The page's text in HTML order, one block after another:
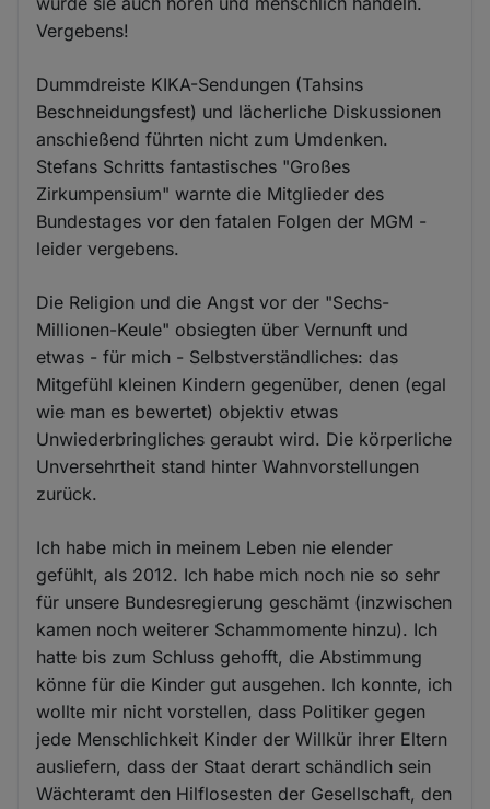
Vergebens!
Dummdreiste KIKA-Sendungen (Tahsins
Beschneidungsfest) und lächerliche Diskussionen
anschießend führten nicht zum Umdenken.
Stefans Schritts fantastisches "Großes
Zirkumpensium" warnte die Mitglieder des
Bundestages vor den fatalen Folgen der MGM -
leider vergebens.
Die Religion und die Angst vor der "Sechs-
Millionen-Keule" obsiegten über Vernunft und
etwas - für mich - Selbstverständliches: das
Mitgefühl kleinen Kindern gegenüber, denen (egal
wie man es bewertet) objektiv etwas
Unwiederbringliches geraubt wird. Die körperliche
Unversehrtheit stand hinter Wahnvorstellungen
zurück.
Ich habe mich in meinem Leben nie elender
gefühlt, als 2012. Ich habe mich noch nie so sehr
für unsere Bundesregierung geschämt (inzwischen
kamen noch weiterer Schammomente hinzu). Ich
hatte bis zum Schluss gehofft, die Abstimmung
könne für die Kinder gut ausgehen. Ich konnte, ich
wollte mir nicht vorstellen, dass Politiker gegen
jede Menschlichkeit Kinder der Willkür ihrer Eltern
ausliefern, dass der Staat derart schändlich sein
Wächteramt den Hilflosesten der Gesellschaft, den